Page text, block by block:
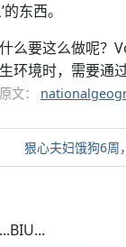
东西。
么要这么做呢？
环境时，需要通
原文：
狠心夫妇饿狗6周